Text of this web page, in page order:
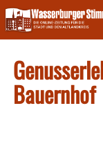
Skip
to
content
Bauernhof